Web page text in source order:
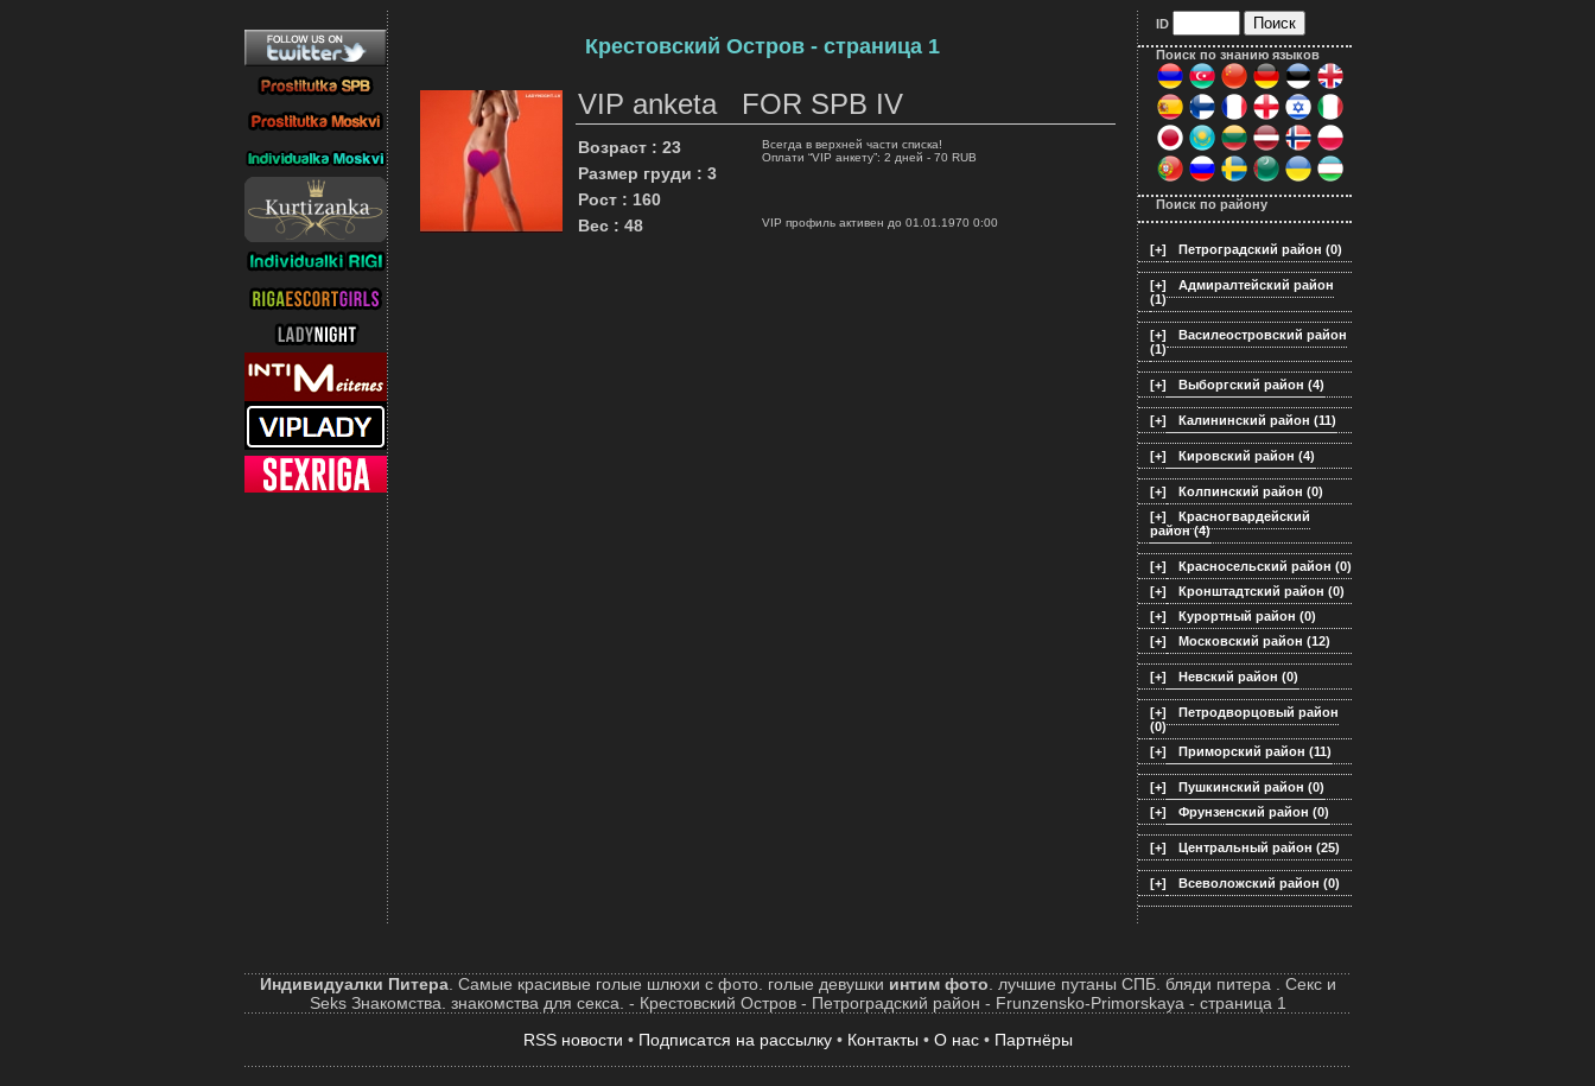
Крестовский Остров - страница 1
VIP anketa FOR SPB IV
Возраст : 23
Всегда в верхней части списка!
Оплати “VIP анкету”: 2 дней - 70 RUB
Размер груди : 3
Рост : 160
Вес : 48
VIP профиль активен до 01.01.1970 0:00
ID
Поиск по знанию языков
Поиск по району
[+] Петроградский район (0)
[+]
Адмиралтейский район
(1)
[+]
Василеостровский район
(1)
[+] Выборгский район (4)
[+] Калининский район (11)
[+] Кировский район (4)
[+]
Колпинский район (0)
[+]
Красногвардейский
район (4)
[+]
Красносельский район (0)
[+]
Кронштадтский район (0)
[+]
Курортный район (0)
[+]
Московский район (12)
[+] Невский район (0)
[+]
Петродворцовый район
(0)
[+]
Приморский район (11)
[+]
Пушкинский район (0)
[+]
Фрунзенский район (0)
[+] Центральный район (25)
[+] Всеволожский район (0)
Индивидуалки Питера. Самые красивые голые шлюхи с фото. голые девушки интим фото . лучшие путаны СПБ. бляди питера . Секс и
Seks Знакомства. знакомства для секса. - Крестовский Остров - Петроградский район - Frunzensko-Primorskaya - страница 1
RSS новости • Подписатся на рассылку• Контакты • О нас• Партнёры